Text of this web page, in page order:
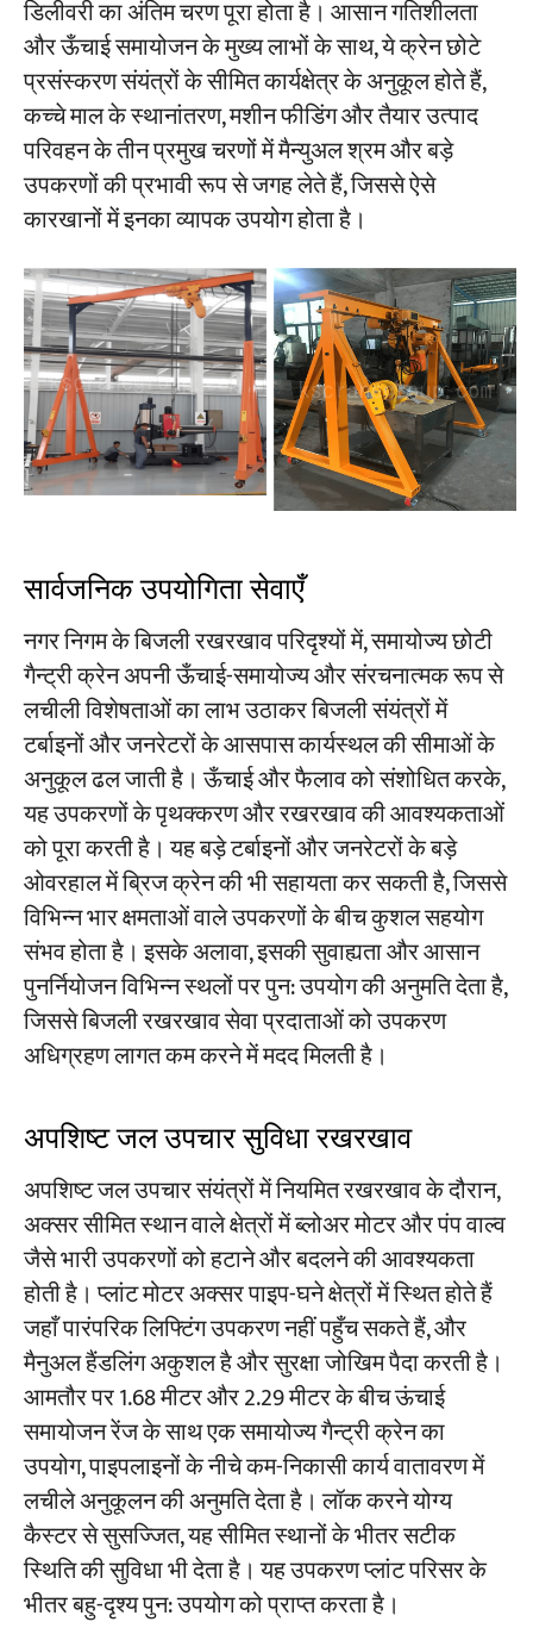
डिलीवरी का अंतिम चरण पूरा होता है। आसान गतिशीलता
और ऊँचाई समायोजन के मुख्य लाभों के साथ, ये क्रेन छोटे
प्रसंस्करण संयंत्रों के सीमित कार्यक्षेत्र के अनुकूल होते हैं,
कच्चे माल के स्थानांतरण, मशीन फीडिंग और तैयार उत्पाद
परिवहन के तीन प्रमुख चरणों में मैन्युअल श्रम और बड़े
उपकरणों की प्रभावी रूप से जगह लेते हैं, जिससे ऐसे
कारखानों में इनका व्यापक उपयोग होता है।
सार्वजनिक उपयोगिता सेवाएँ
नगर निगम के बिजली रखरखाव परिदृश्यों में, समायोज्य छोटी
गैन्ट्री क्रेन अपनी ऊँचाई-समायोज्य और संरचनात्मक रूप से
लचीली विशेषताओं का लाभ उठाकर बिजली संयंत्रों में
टर्बाइनों और जनरेटरों के आसपास कार्यस्थल की सीमाओं के
अनुकूल ढल जाती है। ऊँचाई और फैलाव को संशोधित करके,
यह उपकरणों के पृथक्करण और रखरखाव की आवश्यकताओं
को पूरा करती है। यह बड़े टर्बाइनों और जनरेटरों के बड़े
ओवरहाल में ब्रिज क्रेन की भी सहायता कर सकती है, जिससे
विभिन्न भार क्षमताओं वाले उपकरणों के बीच कुशल सहयोग
संभव होता है। इसके अलावा, इसकी सुवाह्यता और आसान
पुनर्नियोजन विभिन्न स्थलों पर पुन: उपयोग की अनुमति देता है,
जिससे बिजली रखरखाव सेवा प्रदाताओं को उपकरण
अधिग्रहण लागत कम करने में मदद मिलती है।
अपशिष्ट जल उपचार सुविधा रखरखाव
अपशिष्ट जल उपचार संयंत्रों में नियमित रखरखाव के दौरान,
अक्सर सीमित स्थान वाले क्षेत्रों में ब्लोअर मोटर और पंप वाल्व
जैसे भारी उपकरणों को हटाने और बदलने की आवश्यकता
होती है। प्लांट मोटर अक्सर पाइप-घने क्षेत्रों में स्थित होते हैं
जहाँ पारंपरिक लिफ्टिंग उपकरण नहीं पहुँच सकते हैं, और
मैनुअल हैंडलिंग अकुशल है और सुरक्षा जोखिम पैदा करती है।
आमतौर पर 1.68 मीटर और 2.29 मीटर के बीच ऊंचाई
समायोजन रेंज के साथ एक समायोज्य गैन्ट्री क्रेन का
उपयोग, पाइपलाइनों के नीचे कम-निकासी कार्य वातावरण में
लचीले अनुकूलन की अनुमति देता है। लॉक करने योग्य
कैस्टर से सुसज्जित, यह सीमित स्थानों के भीतर सटीक
स्थिति की सुविधा भी देता है। यह उपकरण प्लांट परिसर के
भीतर बहु-दृश्य पुन: उपयोग को प्राप्त करता है।